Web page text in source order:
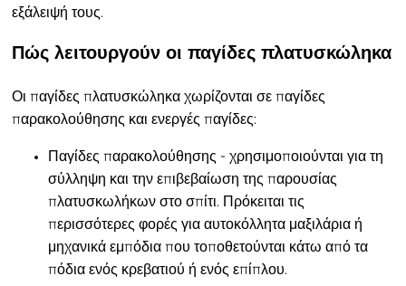
εξάλειψή τους.
Πώς λειτουργούν οι παγίδες πλατυσκώληκα
Οι παγίδες πλατυσκώληκα χωρίζονται σε παγίδες
παρακολούθησης και ενεργές παγίδες:
Παγίδες παρακολούθησης - χρησιμοποιούνται για τη
σύλληψη και την επιβεβαίωση της παρουσίας
πλατυσκωλήκων στο σπίτι. Πρόκειται τις
περισσότερες φορές για αυτοκόλλητα μαξιλάρια ή
μηχανικά εμπόδια που τοποθετούνται κάτω από τα
πόδια ενός κρεβατιού ή ενός επίπλου.